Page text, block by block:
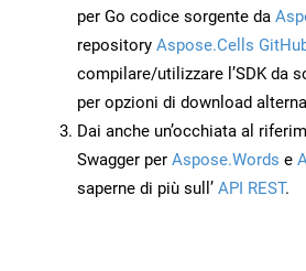
per Go codice sorgente da
repository Aspose.Cells
compilare/utilizzare l’SDK da
per opzioni di download
Dai anche un’occhiata al
Swagger per Aspose.Words e
saperne di più sull’ API REST.